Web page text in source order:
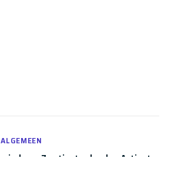
ALGEMEEN
windows 7 activator by daz Activate